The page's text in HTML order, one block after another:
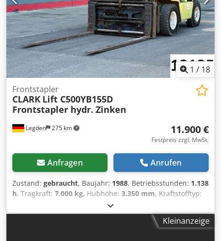
1 / 18
Legden 275 km
Frontstapler
CLARK Lift C500YB155D
Frontstapler hydr. Zinken
11.900 €
Festpreis zzgl. MwSt.
Anfragen Anrufen
Zustand: gebraucht, Baujahr: 1988, Betriebsstunden: 1.138
h, Tragkraft: 7.000 kg, Hubhöhe: 3.350 mm, Kraftstofftyp:
Automatisch
Kopfschutz, * hydraulische Zinkenverstellung * 55kW
Dieselmotor (wassergekühlt) * Schutzdach Dcjdezaicmspfx
Kleinanzeige